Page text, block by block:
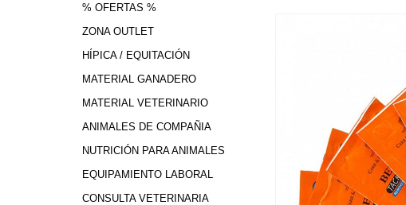
% OFERTAS %
ZONA OUTLET
HÍPICA / EQUITACIÓN
MATERIAL GANADERO
MATERIAL VETERINARIO
ANIMALES DE COMPAÑIA
NUTRICIÓN PARA ANIMALES
EQUIPAMIENTO LABORAL
CONSULTA VETERINARIA